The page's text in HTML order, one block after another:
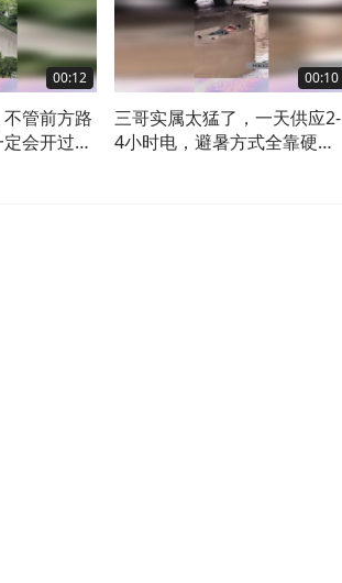
00:12
管前方路
会开过
00:10
三哥实属太猛了，一天供应2-
4小时电，避暑方式全靠硬